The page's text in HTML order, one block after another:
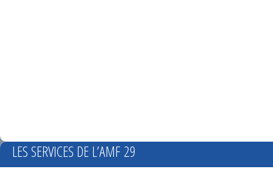
LES SERVICES DE L’AMF 29